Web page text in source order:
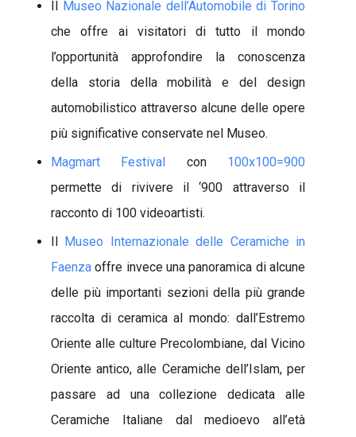
Il Museo Nazionale dell’Automobile di Torino
che offre ai visitatori di tutto il mondo
l’opportunità approfondire la conoscenza
della storia della mobilità e del design
automobilistico attraverso alcune delle opere
più significative conservate nel Museo.
Magmart Festival con 100x100=900
permette di rivivere il ‘900 attraverso il
racconto di 100 videoartisti.
Il Museo Internazionale delle Ceramiche in
Faenza offre invece una panoramica di alcune
delle più importanti sezioni della più grande
raccolta di ceramica al mondo: dall’Estremo
Oriente alle culture Precolombiane, dal Vicino
Oriente antico, alle Ceramiche dell’Islam, per
passare ad una collezione dedicata alle
Ceramiche Italiane dal medioevo all’età